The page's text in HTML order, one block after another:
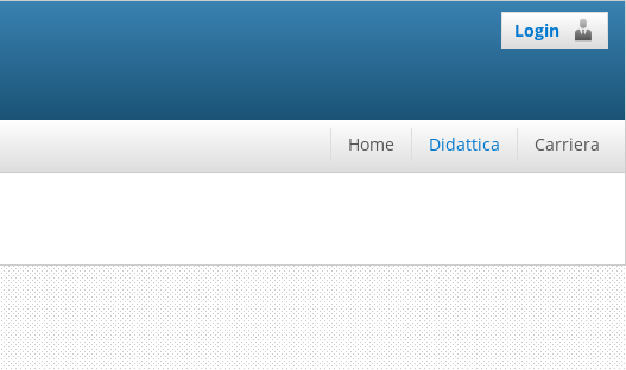
Login
Home Didattica Carriera